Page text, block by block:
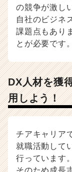
の競争が激し
自社のビジネ
課題点もあり
とが必要です。
DX人材を獲
用しよう！
チアキャリア
就職活動して
行っています。
そのため成長